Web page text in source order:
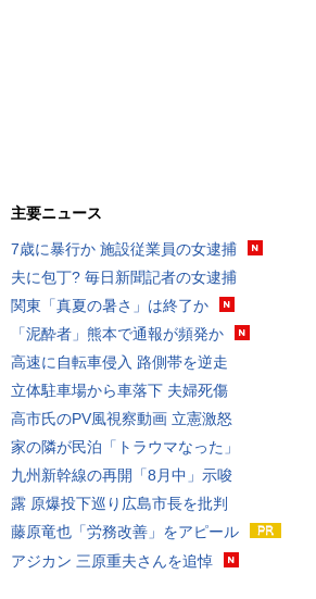
主要ニュース
7歳に暴行か 施設従業員の女逮捕
夫に包丁? 毎日新聞記者の女逮捕
関東「真夏の暑さ」は終了か
「泥酔者」熊本で通報が頻発か
高速に自転車侵入 路側帯を逆走
立体駐車場から車落下 夫婦死傷
高市氏のPV風視察動画 立憲激怒
家の隣が民泊「トラウマなった」
九州新幹線の再開「8月中」示唆
露 原爆投下巡り広島市長を批判
藤原竜也「労務改善」をアピール
アジカン 三原重夫さんを追悼